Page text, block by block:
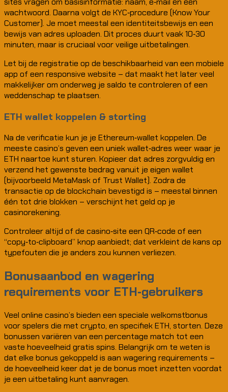
wachtwoord. Daarna volgt de KYC‑procedure (Know Your
Customer). Je moet meestal een identiteitsbewijs en een
bewijs van adres uploaden. Dit proces duurt vaak 10‑30
minuten, maar is cruciaal voor veilige uitbetalingen.
Let bij de registratie op de beschikbaarheid van een mobiele
app of een responsive website – dat maakt het later veel
makkelijker om onderweg je saldo te controleren of een
weddenschap te plaatsen.
ETH wallet koppelen & storting
Na de verificatie kun je je Ethereum‑wallet koppelen. De
meeste casino’s geven een uniek wallet‑adres weer waar je
ETH naartoe kunt sturen. Kopieer dat adres zorgvuldig en
verzend het gewenste bedrag vanuit je eigen wallet
(bijvoorbeeld MetaMask of Trust Wallet). Zodra de
transactie op de blockchain bevestigd is – meestal binnen
één tot drie blokken – verschijnt het geld op je
casinorekening.
Controleer altijd of de casino‑site een QR‑code of een
“copy‑to‑clipboard” knop aanbiedt; dat verkleint de kans op
typefouten die je anders zou kunnen verliezen.
Bonusaanbod en wagering
requirements voor ETH‑gebruikers
Veel online casino’s bieden een speciale welkomstbonus
voor spelers die met crypto, en specifiek ETH, storten. Deze
bonussen variëren van een percentage match tot een
vaste hoeveelheid gratis spins. Belangrijk om te weten is
dat elke bonus gekoppeld is aan wagering requirements –
de hoeveelheid keer dat je de bonus moet inzetten voordat
je een uitbetaling kunt aanvragen.